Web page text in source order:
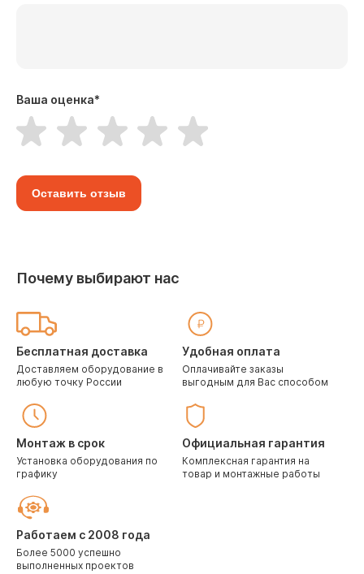
Ваша оценка*
Оставить отзыв
Почему выбирают нас
Бесплатная доставка
Доставляем оборудование в
любую точку России
Удобная оплата
Оплачивайте заказы
выгодным для Вас способом
Монтаж в срок
Установка оборудования по
графику
Официальная гарантия
Комплексная гарантия на
товар и монтажные работы
Работаем с 2008 года
Более 5000 успешно
выполненных проектов